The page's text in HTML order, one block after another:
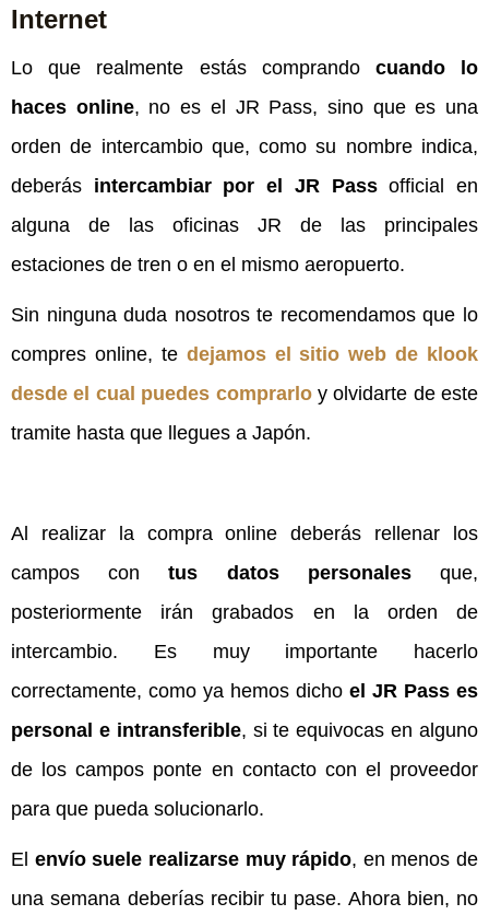
Internet
Lo que realmente estás comprando cuando lo
haces online, no es el JR Pass, sino que es una
orden de intercambio que, como su nombre indica,
deberás intercambiar por el JR Passofficial en
alguna de las oficinas JR de las principales
estaciones de tren o en el mismo aeropuerto.
Sin ninguna duda nosotros te recomendamos que lo
compres online, te dejamos el sitio web de klook
desde el cual puedes comprarloy olvidarte de este
tramite hasta que llegues a Japón.
Al realizar la compra online deberás rellenar los
campos contus datos personalesque,
posteriormente irán grabados en la orden de
intercambio. Es muy importante hacerlo
correctamente, como ya hemos dicho el JR Pass es
personal e intransferible, si te equivocas en alguno
de los campos ponte en contacto con el proveedor
para que pueda solucionarlo.
El envío suele realizarse muy rápido, en menos de
una semana deberías recibir tu pase. Ahora bien, no